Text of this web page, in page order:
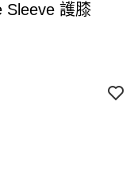
Sleeve 護膝